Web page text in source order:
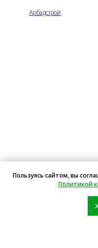
Арбадстрой
Пользуясь сайтом, вы
Политикой